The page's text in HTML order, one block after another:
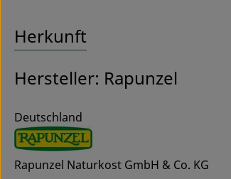
Herkunft
Hersteller: Rapunzel
Deutschland
Rapunzel Naturkost GmbH & Co. KG